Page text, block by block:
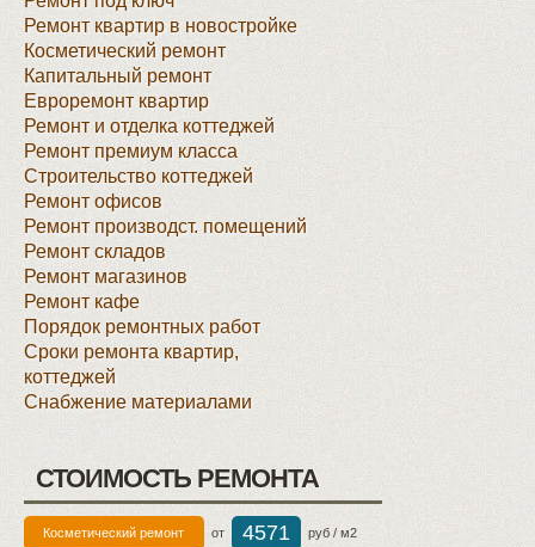
Ремонт квартир в новостройке
Косметический ремонт
Капитальный ремонт
Евроремонт квартир
Ремонт и отделка коттеджей
Ремонт премиум класса
Строительство коттеджей
Ремонт офисов
Ремонт производст. помещений
Ремонт складов
Ремонт магазинов
Ремонт кафе
Порядок ремонтных работ
Сроки ремонта квартир,
коттеджей
Снабжение материалами
СТОИМОСТЬ РЕМОНТА
Косметический ремонт от 4571 руб / м2